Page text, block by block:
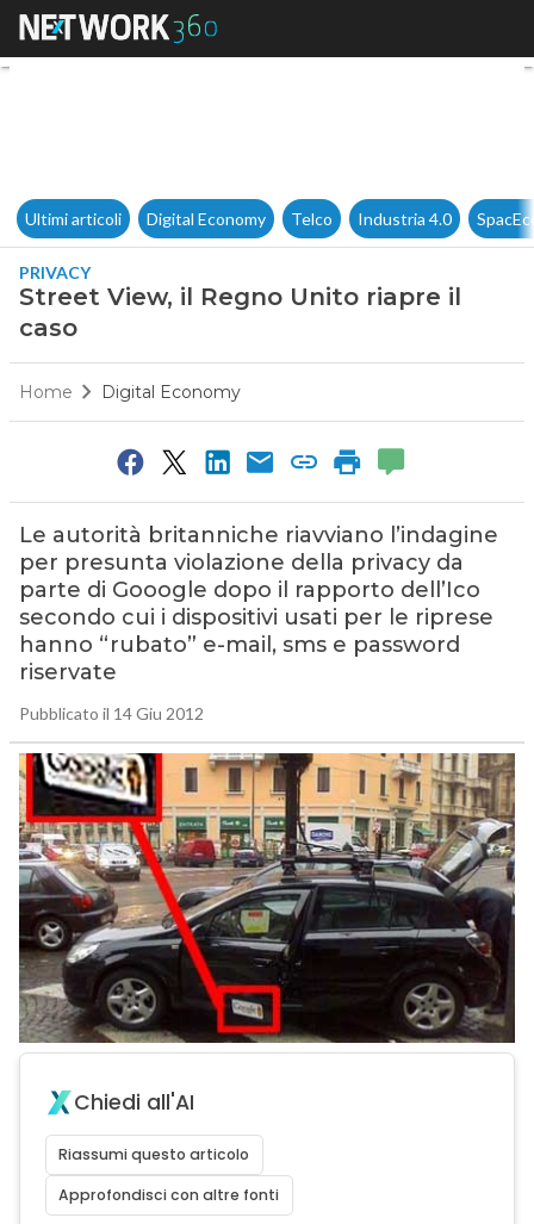
Street View, il Regno Unito
Ultimi articoli Digital Economy Telco Industria 4.0
PRIVACY
Street View, il Regno Unito riapre il
caso
Home Digital Economy
Le autorità britanniche riavviano l’indagine
per presunta violazione della privacy da
parte di Gooogle dopo il rapporto dell’Ico
secondo cui i dispositivi usati per le riprese
hanno “rubato” e-mail, sms e password
riservate
Pubblicato il 14 Giu 2012
Chiedi all'AI
Riassumi questo articolo
Approfondisci con altre fonti